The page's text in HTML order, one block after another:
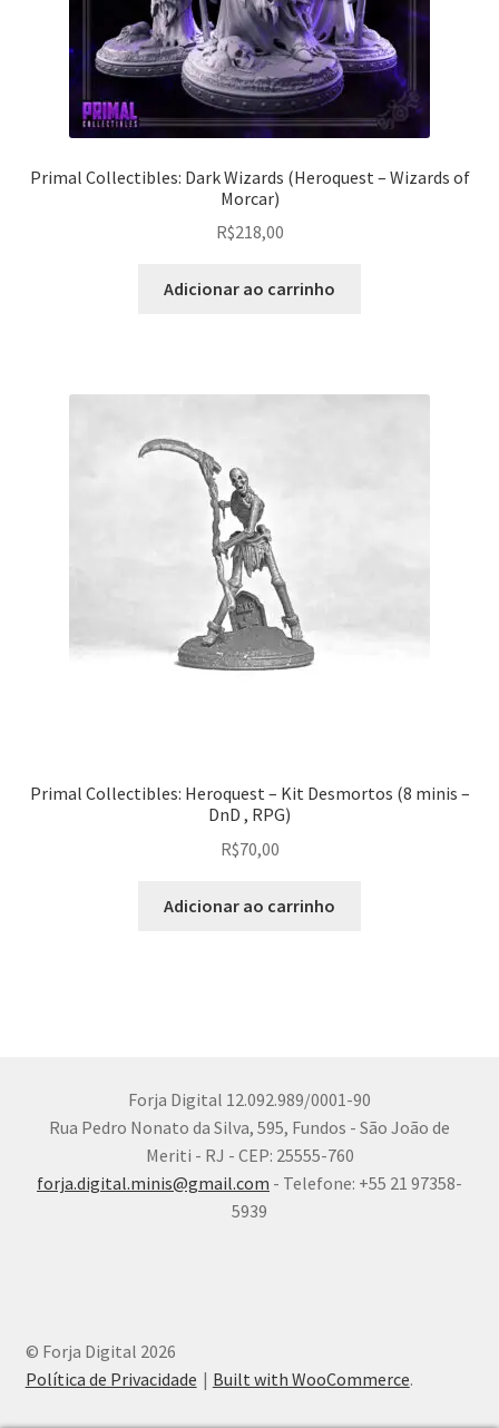
Primal Collectibles: Dark Wizards (Heroquest – Wizards of
Morcar)
R$218,00
Adicionar ao carrinho
Primal Collectibles: Heroquest – Kit Desmortos (8 minis –
DnD , RPG)
R$70,00
Adicionar ao carrinho
Forja Digital 12.092.989/0001-90
Rua Pedro Nonato da Silva, 595, Fundos - São João de
Meriti - RJ - CEP: 25555-760
forja.digital.minis@gmail.com - Telefone: +55 21 97358-
5939
© Forja Digital 2026
Política de Privacidade
Built with WooCommerce.